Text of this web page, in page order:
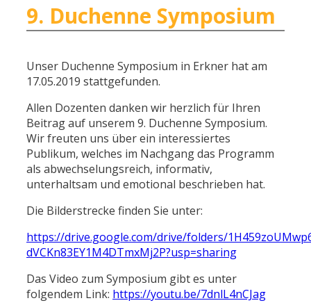
9. Duchenne Symposium
Unser Duchenne Symposium in Erkner hat am
17.05.2019 stattgefunden.
Allen Dozenten danken wir herzlich für Ihren
Beitrag auf unserem 9. Duchenne Symposium.
Wir freuten uns über ein interessiertes
Publikum, welches im Nachgang das Programm
als abwechselungsreich, informativ,
unterhaltsam und emotional beschrieben hat.
Die Bilderstrecke finden Sie unter:
https://drive.google.com/drive/folders/
dVCKn83EY1M4DTmxMj2P?usp=sharing
Das Video zum Symposium gibt es unter
folgendem Link: https://youtu.be/7dnlL4nCJag